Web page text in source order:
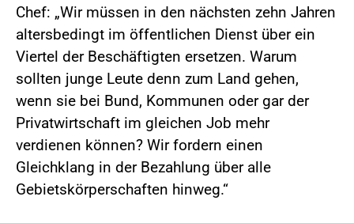
Chef: „Wir müssen in den nächsten zehn Jahren
altersbedingt im öffentlichen Dienst über ein
Viertel der Beschäftigten ersetzen. Warum
sollten junge Leute denn zum Land gehen,
wenn sie bei Bund, Kommunen oder gar der
Privatwirtschaft im gleichen Job mehr
verdienen können? Wir fordern einen
Gleichklang in der Bezahlung über alle
Gebietskörperschaften hinweg.“